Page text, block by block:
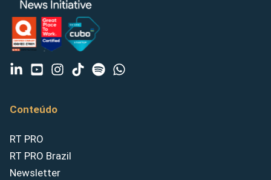
Conteúdo
RT PRO
RT PRO Brazil
Newsletter